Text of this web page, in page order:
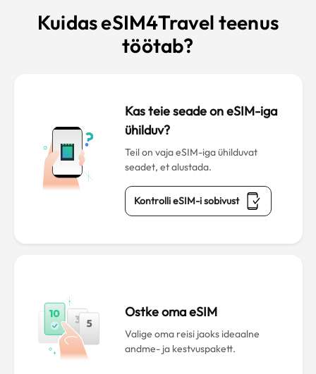
Kuidas eSIM4Travel teenus
töötab?
Kas teie seade on eSIM-iga
ühilduv?
Teil on vaja eSIM-iga ühilduvat
seadet, et alustada.
Kontrolli eSIM-i sobivust
Ostke oma eSIM
Valige oma reisi jaoks ideaalne
andme- ja kestvuspakett.